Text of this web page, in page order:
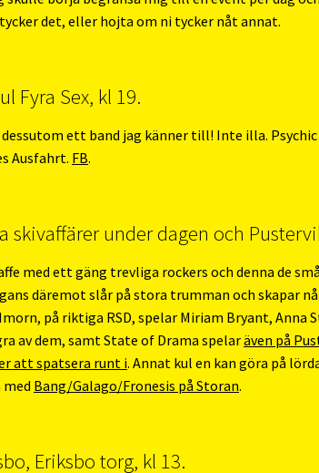
det, eller hojta om ni tycker nåt annat.
Fyra Sex, kl 19.
ett band jag känner till! Inte illa. Psychic
Ausfahrt. FB.
skivaffärer under dagen och
med ett gäng trevliga rockers och denna de
däremot slår på stora trumman och skapar
på riktiga RSD, spelar Miriam Bryant, Anna
av dem, samt State of Drama spelaräven på
att spatsera runt i. Annat kul en kan göra på
med Bang/Galago/Fronesis på Storan.
Eriksbo torg, kl 13.